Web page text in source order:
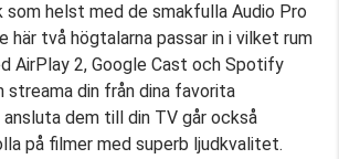
som helst med de smakfulla Audio Pro
här två högtalarna passar in i vilket rum
AirPlay 2, Google Cast och Spotify
streama din från dina favorita
dem till din TV går också
på filmer med superb ljudkvalitet.